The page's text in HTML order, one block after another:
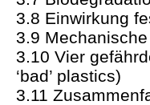
3.8 Einwirkung
3.9
3.10 Vier
‘bad’ plastics)
3.11